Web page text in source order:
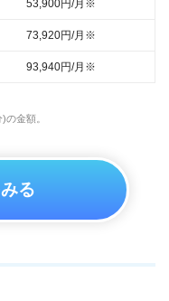
53,900円/月※
73,920円/月※
93,940円/月※
金額。
る